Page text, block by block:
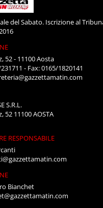
del Sabato. Iscrizione al
52 - 11100 Aosta
- Fax: 0165/1820141
S.R.L.
52 11100 AOSTA
RESPONSABILE
Bianchet